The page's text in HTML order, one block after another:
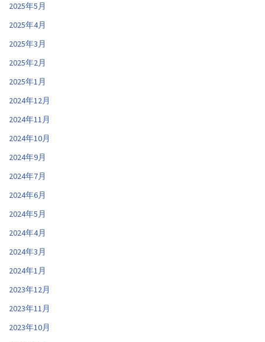
2025年5月
2025年4月
2025年3月
2025年2月
2025年1月
2024年12月
2024年11月
2024年10月
2024年9月
2024年7月
2024年6月
2024年5月
2024年4月
2024年3月
2024年1月
2023年12月
2023年11月
2023年10月